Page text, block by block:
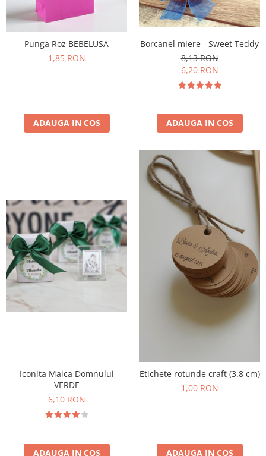
Punga Roz BEBELUSA
1,85 RON
ADAUGA IN COS
Borcanel miere - Sweet Teddy
8,13 RON
6,20 RON
ADAUGA IN COS
Iconita Maica Domnului
VERDE
6,10 RON
ADAUGA IN COS
Etichete rotunde craft (3.8 cm)
1,00 RON
ADAUGA IN COS